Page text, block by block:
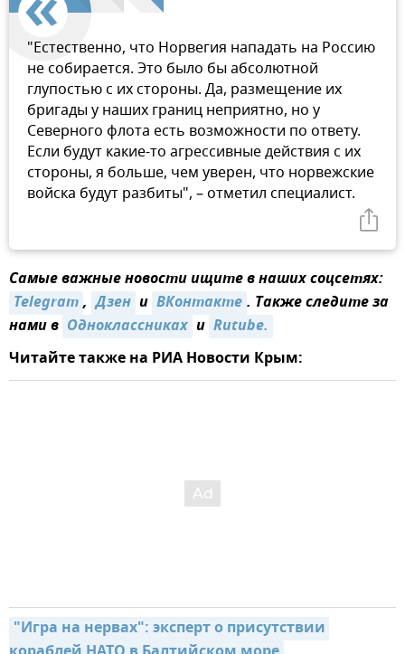
"Естественно, что Норвегия нападать на Россию
не собирается. Это было бы абсолютной
глупостью с их стороны. Да, размещение их
бригады у наших границ неприятно, но у
Северного флота есть возможности по ответу.
Если будут какие-то агрессивные действия с их
стороны, я больше, чем уверен, что норвежские
войска будут разбиты", – отметил специалист.
Самые важные новости ищите в наших соцсетях:
Telegram, Дзен и ВКонтакте. Также следите за
нами в Одноклассниках и Rutube.
Читайте также на РИА Новости Крым:
"Игра на нервах": эксперт о присутствии